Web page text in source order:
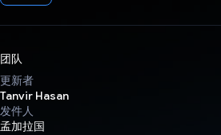
团队
更新者
Tanvir Hasan
发件人
孟加拉国